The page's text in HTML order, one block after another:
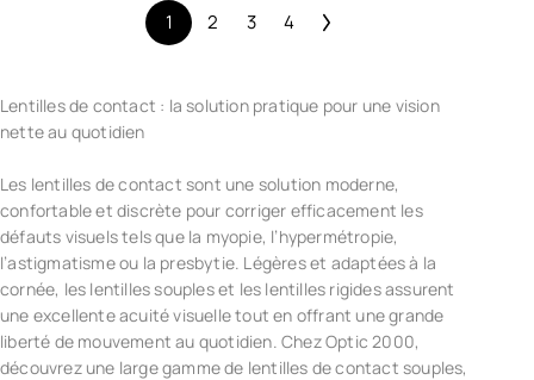
1 2 3 4
Lentilles de contact : la solution pratique pour une vision
nette au quotidien
Les lentilles de contact sont une solution moderne,
confortable et discrète pour corriger efficacement les
défauts visuels tels que la myopie, l’hypermétropie,
l’astigmatisme ou la presbytie. Légères et adaptées à la
cornée, les lentilles souples et les lentilles rigides assurent
une excellente acuité visuelle tout en offrant une grande
liberté de mouvement au quotidien. Chez Optic 2000,
découvrez une large gamme de lentilles de contact souples,